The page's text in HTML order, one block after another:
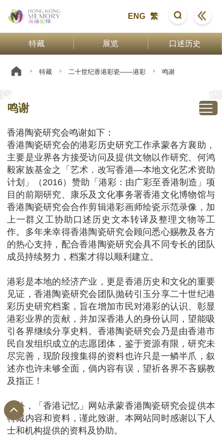
ENG 繁
特藏 展览 口述历史
特藏 二十世纪香港彩瓷——港彩 鸣谢
鸣谢
香港陶瓷研究会鸣谢如下：
香港陶瓷研究会的港彩历史研究工作承蒙各方襄助，
主要是业界各方接受访问及提供文物以作研究、何鸿
毅家族基金之「艺术．改写香港—本地文化艺术资助
计划」（2016）赞助「港彩：由广彩至香港制造」项
目的前期研究、康乐及文化事务署香港文化博物馆与
香港陶瓷研究会合作剪辑港彩画师绘瓷示范录像，加
上一群义工协助口述历史文本转译及整理文物等工
作。多年来幸得香港陶瓷研究会顾问悉心赐教及各方
的热心支持，配合香港陶瓷研究会具不同专长的团队
成员持续努力，档案才得以顺利建立。
港彩是本地的经济产业，更是香港历史和文化的重要
见证，香港陶瓷研究会团队抛砖引玉分享二十世纪港
彩历史研究档案，旨在增加市民对港彩的认识、彰显
港彩业界的贡献，并加深香港人的身份认同，望能吸
引各界继续分享史料。香港陶瓷研究会乃是由香港市
民自发组织成立的志愿团体，鉴于资源有限，研究未
尽完善，现阶段搜集得的资料也许只是一鳞半爪，叙
述亦也许未够全面，倘内容有误，望祈各界不吝赐教
及指正！
另外，「香港记忆」网站承蒙香港陶瓷研究会提供本
特藏内容和资料，谨此致谢。本网站同时感谢以下人
士和机构提供的资料及协助。